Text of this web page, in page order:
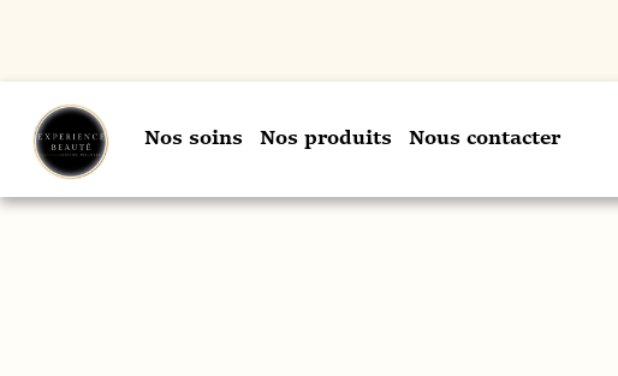
Nos soins Nos produits Nous contacter